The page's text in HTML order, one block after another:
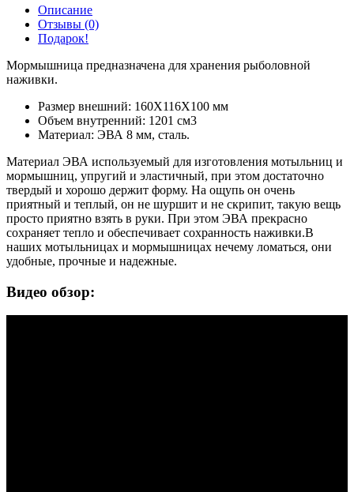
Описание
Отзывы (0)
Подарок!
Мормышница предназначена для хранения рыболовной
наживки.
Размер внешний: 160Х116Х100 мм
Объем внутренний: 1201 см3
Материал: ЭВА 8 мм, сталь.
Материал ЭВА используемый для изготовления мотыльниц и
мормышниц, упругий и эластичный, при этом достаточно
твердый и хорошо держит форму. На ощупь он очень
приятный и теплый, он не шуршит и не скрипит, такую вещь
просто приятно взять в руки. При этом ЭВА прекрасно
сохраняет тепло и обеспечивает сохранность наживки.В
наших мотыльницах и мормышницах нечему ломаться, они
удобные, прочные и надежные.
Видео обзор: